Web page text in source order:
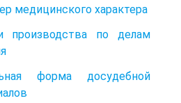
медицинского характера
производства по делам
форма досудебной